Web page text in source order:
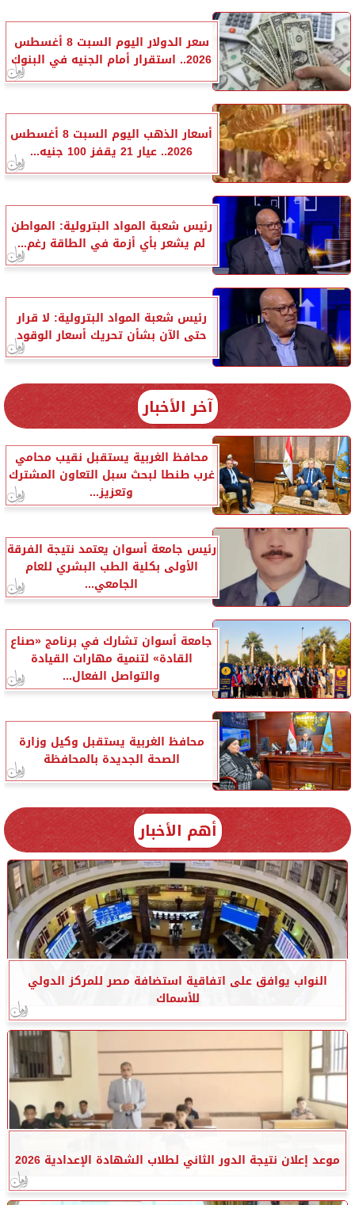
سعر الدولار اليوم السبت 8 أغسطس
2026.. استقرار أمام الجنيه في البنوك
أسعار الذهب اليوم السبت 8 أغسطس
2026.. عيار 21 يقفز 100 جنيه...
رئيس شعبة المواد البترولية: المواطن
لم يشعر بأي أزمة في الطاقة رغم...
رئيس شعبة المواد البترولية: لا قرار
حتى الآن بشأن تحريك أسعار الوقود
آخر الأخبار
محافظ الغربية يستقبل نقيب محامي
غرب طنطا لبحث سبل التعاون المشترك
وتعزيز...
رئيس جامعة أسوان يعتمد نتيجة الفرقة
الأولى بكلية الطب البشري للعام
الجامعي...
جامعة أسوان تشارك في برنامج «صناع
القادة» لتنمية مهارات القيادة
والتواصل الفعال...
محافظ الغربية يستقبل وكيل وزارة
الصحة الجديدة بالمحافظة
أهم الأخبار
النواب يوافق على اتفاقية استضافة مصر للمركز الدولي
للأسماك
موعد إعلان نتيجة الدور الثاني لطلاب الشهادة الإعدادية 2026